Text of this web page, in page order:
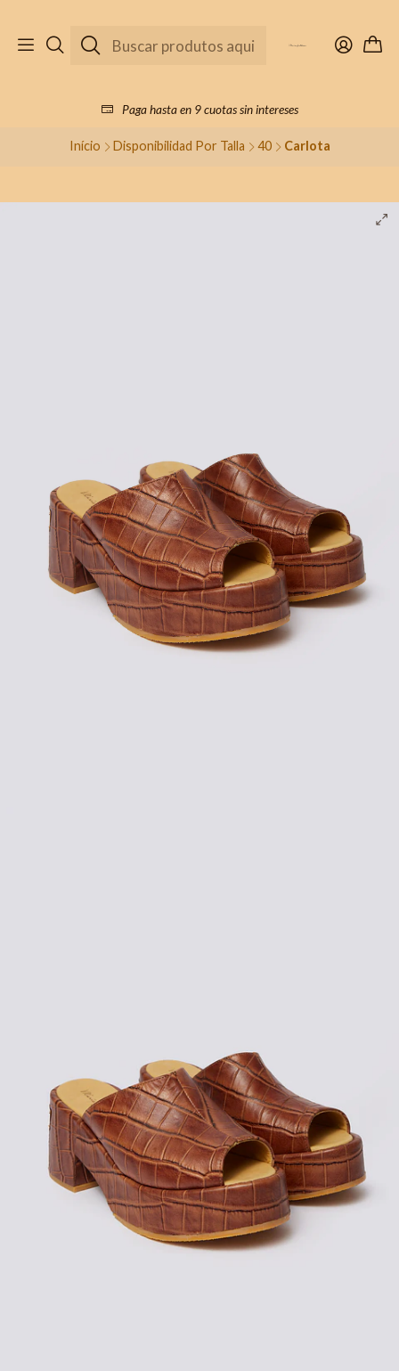
Paga hasta en 9 cuotas sin intereses
Início Disponibilidad Por Talla 40 Carlota